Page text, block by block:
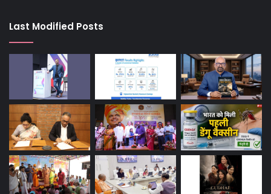
Last Modified Posts